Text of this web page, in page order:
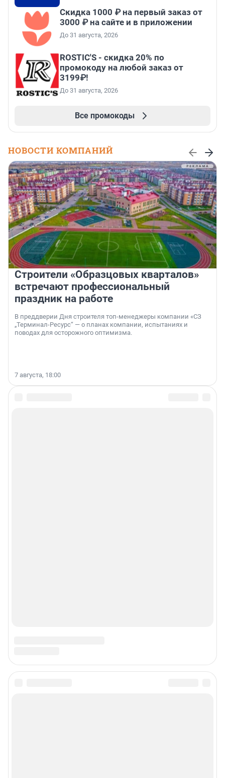
Скидка 1000 ₽ на первый заказ от
3000 ₽ на сайте и в приложении
До 31 августа, 2026
ROSTIC'S - скидка 20% по
промокоду на любой заказ от
3199₽!
До 31 августа, 2026
Все промокоды
НОВОСТИ КОМПАНИЙ
Строители «Образцовых кварталов»
встречают профессиональный
праздник на работе
В преддверии Дня строителя топ-менеджеры компании «СЗ
„Терминал-Ресурс“ — о планах компании, испытаниях и
поводах для осторожного оптимизма.
7 августа, 18:00